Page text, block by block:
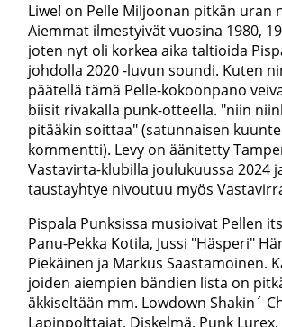
Liwe! on Pelle Miljoonan pitkän uran
Aiemmat ilmestyivät vuosina 1980,
joten nyt oli korkea aika taltioida
johdolla 2020 -luvun soundi. Kuten
päätellä tämä Pelle-kokoonpano
biisit rivakalla punk-otteella. "niin
pitääkin soittaa" (satunnaisen
kommentti). Levy on äänitetty
Vastavirta-klubilla joulukuussa 2024
taustayhtye nivoutuu myös
Pispala Punksissa musioivat Pellen
Panu-Pekka Kotila, Jussi "Häsperi"
Piekäinen ja Markus Saastamoinen.
joiden aiempien bändien lista on
äkkiseltään mm. Lowdown Shakin´
Lapinpolttajat, Diskelmä, Punk Lurex,